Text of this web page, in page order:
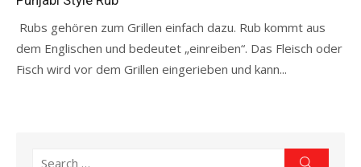
Rubs gehören zum Grillen einfach dazu. Rub kommt aus
dem Englischen und bedeutet „einreiben“. Das Fleisch oder
Fisch wird vor dem Grillen eingerieben und kann...
Search